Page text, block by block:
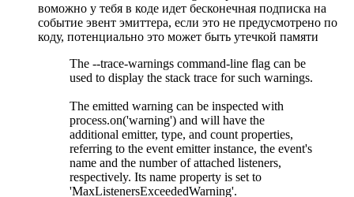
воможно у тебя в коде идет бесконечная подписка на
событие эвент эмиттера, если это не предусмотрено по
коду, потенциально это может быть утечкой памяти
The --trace-warnings command-line flag can be
used to display the stack trace for such warnings.
The emitted warning can be inspected with
process.on('warning') and will have the
additional emitter, type, and count properties,
referring to the event emitter instance, the event's
name and the number of attached listeners,
respectively. Its name property is set to
'MaxListenersExceededWarning'.